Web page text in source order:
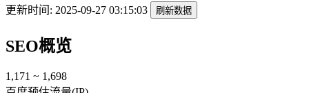
更新时间: 2025-09-27 03:15:03 刷新数据
SEO概览
1,171 ~ 1,698